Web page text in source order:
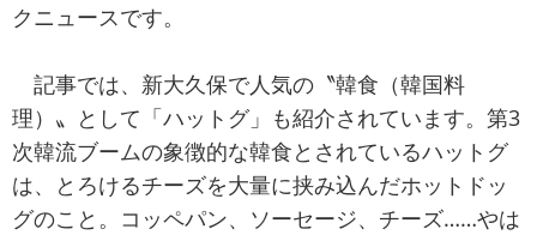
クニュースです。
記事では、新大久保で人気の〝韓食（韓国料
理）〟として「ハットグ」も紹介されています。第3
次韓流ブームの象徴的な韓食とされているハットグ
は、とろけるチーズを大量に挟み込んだホットドッ
グのこと。コッペパン、ソーセージ、チーズ……やは